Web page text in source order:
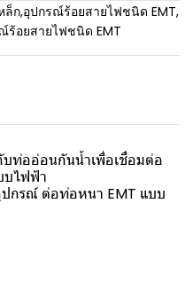
ล็ก,อุปกรณ์ร้อยสายไฟชนิด EMT,
ร้อยสายไฟชนิด EMT
บท่ออ่อนกันน้ำเพื่อเชื่อมต่อ
บไฟฟ้า
กรณ์ ต่อท่อหนา EMT แบบ